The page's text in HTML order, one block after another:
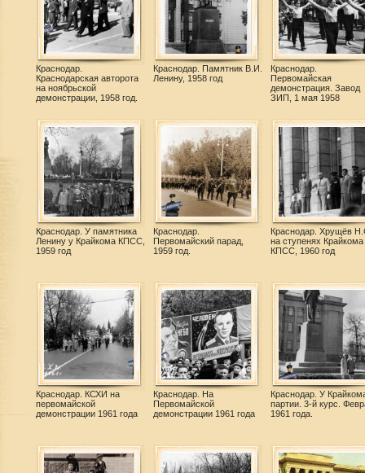
Краснодар.
Краснодарская авторота
на ноябрьской
демонстрации, 1958 год.
Краснодар. Памятник В.И.
Ленину, 1958 год
Краснодар.
Первомайская
демонстрация. Завод
ЗИП, 1 мая 1958
Краснодар. У памятника
Ленину у Крайкома КПСС,
1959 год
Краснодар.
Первомайский парад,
1959 год.
Краснодар. Хрущёв
на ступенях Крайкома
КПСС, 1960 год
Краснодар. КСХИ на
первомайской
демонстрации 1961 года
Краснодар. На
Первомайской
демонстрации 1961 года
Краснодар. У
партии. 3-й курс.
1961 года.